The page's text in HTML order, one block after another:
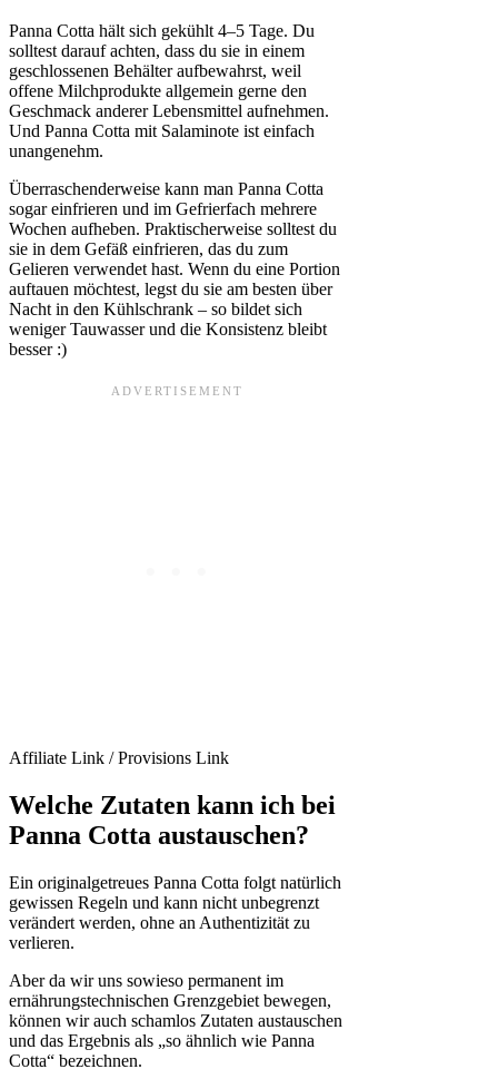
Panna Cotta hält sich gekühlt 4–5 Tage. Du
solltest darauf achten, dass du sie in einem
geschlossenen Behälter aufbewahrst, weil
offene Milchprodukte allgemein gerne den
Geschmack anderer Lebensmittel aufnehmen.
Und Panna Cotta mit Salaminote ist einfach
unangenehm.
Überraschenderweise kann man Panna Cotta
sogar einfrieren und im Gefrierfach mehrere
Wochen aufheben. Praktischerweise solltest du
sie in dem Gefäß einfrieren, das du zum
Gelieren verwendet hast. Wenn du eine Portion
auftauen möchtest, legst du sie am besten über
Nacht in den Kühlschrank – so bildet sich
weniger Tauwasser und die Konsistenz bleibt
besser :)
Affiliate Link / Provisions Link
Welche Zutaten kann ich bei
Panna Cotta austauschen?
Ein originalgetreues Panna Cotta folgt natürlich
gewissen Regeln und kann nicht unbegrenzt
verändert werden, ohne an Authentizität zu
verlieren.
Aber da wir uns sowieso permanent im
ernährungstechnischen Grenzgebiet bewegen,
können wir auch schamlos Zutaten austauschen
und das Ergebnis als „so ähnlich wie Panna
Cotta“ bezeichnen.